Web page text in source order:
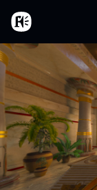
Aller au contenu
Accueil